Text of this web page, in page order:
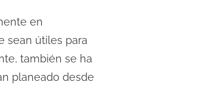
en
sean útiles para
también se ha
planeado desde